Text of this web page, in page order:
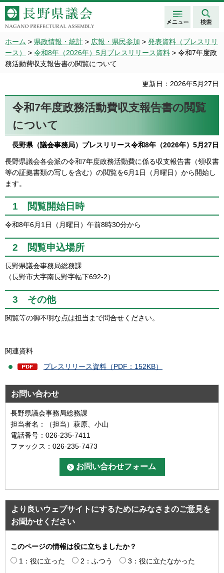
長野県議会 NAGANO
PREFECTURAL ASSEMBLY
メニュ
ー
検索
ホーム > 県政情報・統計 > 広報・県民参加 > 発表資料（プレスリリ
ース）
> 令和8年（2026年）5月プレスリリース資料 > 令和7年度政
務活動費収支報告書の閲覧について
更新日：2026年5月27日
令和7年度政務活動費収支報告書の閲覧
について
長野県（議会事務局）プレスリリース令和8年（2026年）5月27日
長野県議会各会派の令和7年度政務活動費に係る収支報告書（領収書
等の証拠書類の写しを含む）の閲覧を6月1日（月曜日）から開始し
ます。
1 閲覧開始日時
令和8年6月1日（月曜日）午前8時30分から
2 閲覧申込場所
長野県議会事務局総務課
（長野市大字南長野字幅下692-2）
3 その他
閲覧等の御不明な点は担当まで問合せください。
関連資料
プレスリリース資料（PDF：152KB）
お問い合わせ
長野県議会事務局総務課
担当者名：（担当）萩原、小山
電話番号：026-235-7411
ファックス：026-235-7473
より良いウェブサイトにするためにみなさまのご意見を
お聞かせください
このページの情報は役に立ちましたか？
1：役に立った
2：ふつう 3：役に立たなかった